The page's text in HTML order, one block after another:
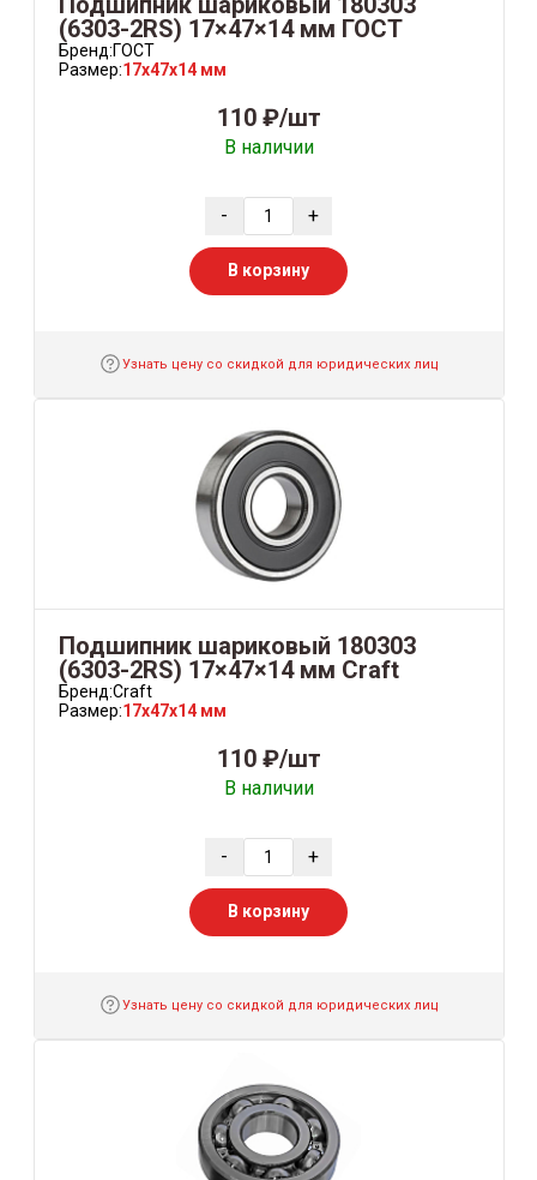
(6303-2RS) 17×47×14 мм ГОСТ
Бренд:ГОСТ
Размер:17x47x14 мм
110 ₽/шт
В наличии
- +
В корзину
Узнать цену со скидкой для юридических лиц
Подшипник шариковый 180303
(6303-2RS) 17×47×14 мм Craft
Бренд:Craft
Размер:17x47x14 мм
110 ₽/шт
В наличии
- +
В корзину
Узнать цену со скидкой для юридических лиц